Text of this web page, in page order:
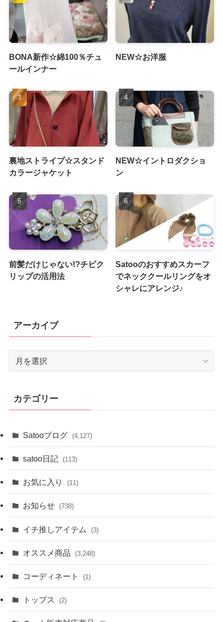
BONA新作☆綿100％チュ
ールインナー
NEW☆お洋服
裏地ストライプ☆スタンド
カラージャケット
NEW☆イントロダクショ
ン
前髪だけじゃない!?チビク
リップの活用法
Satooのおすすめスカーフ
でネッククールリングをオ
シャレにアレンジ♪
アーカイブ
ブ
カテゴリー
Satooブログ (4,127)
satoo日記 (113)
お気に入り (11)
お知らせ (738)
イチ推しアイテム (3)
オススメ商品 (3,248)
コーディネート (1)
トップス (2)